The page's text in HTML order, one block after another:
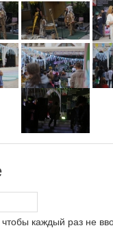
чтобы каждый раз не